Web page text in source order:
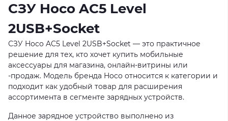
СЗУ Hoco AC5 Level
2USB+Socket
СЗУ Hoco AC5 Level 2USB+Socket — это практичное
решение для тех, кто хочет купить мобильные
аксессуары для магазина, онлайн-витрины или
-продаж. Модель бренда Hoco относится к категории и
подходит как удобный товар для расширения
ассортимента в сегменте зарядных устройств.
Данное зарядное устройство выполнено из